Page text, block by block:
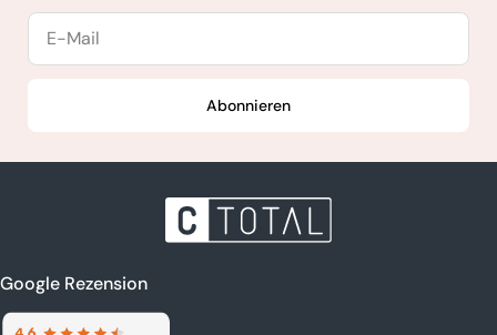
E-
Abonnieren
Google Rezension